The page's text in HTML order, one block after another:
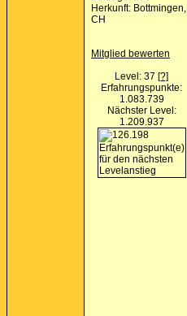
Herkunft: Bottmingen,
CH
Mitglied bewerten
Level: 37 [?]
Erfahrungspunkte:
1.083.739
Nächster Level:
1.209.937